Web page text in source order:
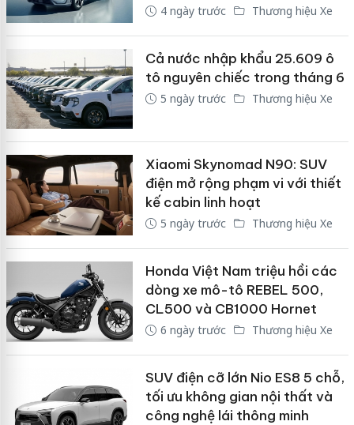
4 ngày trước Thương hiệu Xe
Cả nước nhập khẩu 25.609 ô
tô nguyên chiếc trong tháng 6
5 ngày trước Thương hiệu Xe
Xiaomi Skynomad N90: SUV
điện mở rộng phạm vi với thiết
kế cabin linh hoạt
5 ngày trước Thương hiệu Xe
Honda Việt Nam triệu hồi các
dòng xe mô-tô REBEL 500,
CL500 và CB1000 Hornet
6 ngày trước Thương hiệu Xe
SUV điện cỡ lớn Nio ES8 5 chỗ,
tối ưu không gian nội thất và
công nghệ lái thông minh